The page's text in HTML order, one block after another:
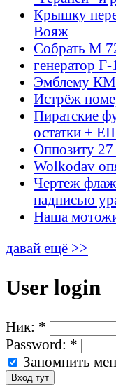
Крышку
Вояж
Собрать М
генератор
Эмблему
Истрёж
Пиратские
остатки +
Оппозиту
Wolkodav
Чертеж
надписью
Наша
давай ещё >>
User login
Ник: *
Password: *
Запомнить